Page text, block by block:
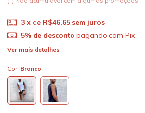
3 x de R$46,65 sem juros
5% de desconto pagando com Pix
Ver mais detalhes
Cor: Branco